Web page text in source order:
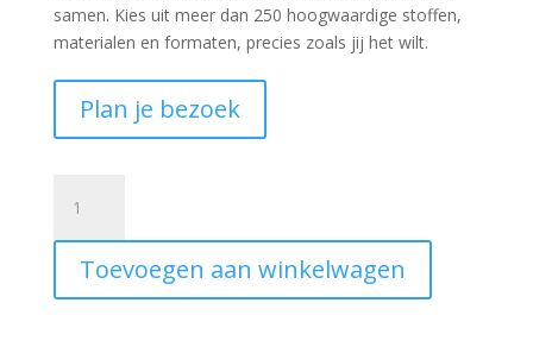
samen. Kies uit meer dan 250 hoogwaardige stoffen,
materialen en formaten, precies zoals jij het wilt.
Plan je bezoek
ovaal
30x15x25cm
Velours
zwart
Toevoegen aan winkelwagen